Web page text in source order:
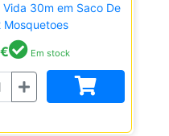
Vida 30m em Saco De
Mosquetoes
€ Em stock